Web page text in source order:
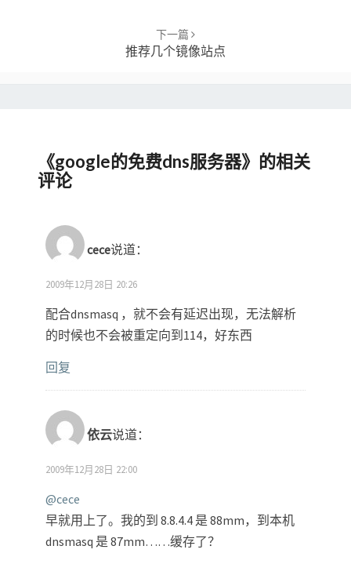
下一篇
推荐几个镜像站点
《google的免费dns服务器》的相关
评论
cece说道：
2009年12月28日 20:26
配合dnsmasq ，就不会有延迟出现，无法解析
的时候也不会被重定向到114，好东西
回复
依云说道：
2009年12月28日 22:00
@cece
早就用上了。我的到 8.8.4.4 是 88mm，到本机
dnsmasq 是 87mm……缓存了？